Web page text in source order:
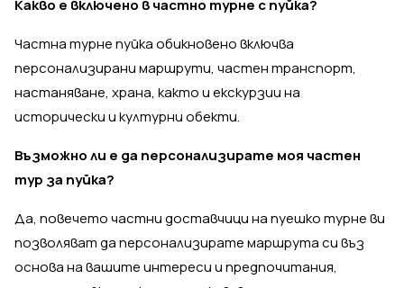
Какво е включено в частно турне с пуйка?
Частна турне пуйка обикновено включва
персонализирани маршрути, частен транспорт,
настаняване, храна, както и екскурзии на
исторически и културни обекти.
Възможно ли е да персонализирате моя частен
тур за пуйка?
Да, повечето частни доставчици на пуешко турне ви
позволяват да персонализирате маршрута си въз
основа на вашите интереси и предпочитания,